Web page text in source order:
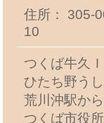
住所： 305-
10
つくば牛久
ひたち野う
荒川沖駅か
つくば市役